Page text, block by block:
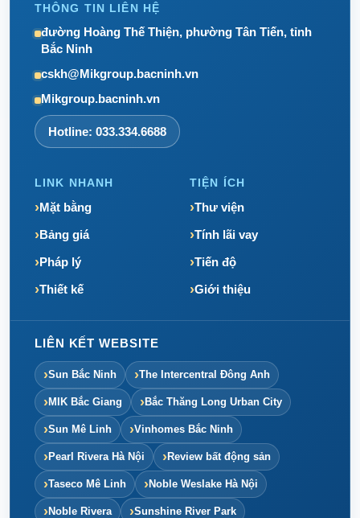
THÔNG TIN LIÊN HỆ
đường Hoàng Thế Thiện, phường Tân Tiến, tỉnh
Bắc Ninh
cskh@Mikgroup.bacninh.vn
Mikgroup.bacninh.vn
Hotline: 033.334.6688
LINK NHANH
Mặt bằng
Bảng giá
Pháp lý
Thiết kế
TIỆN ÍCH
Thư viện
Tính lãi vay
Tiến độ
Giới thiệu
LIÊN KẾT WEBSITE
Sun Bắc Ninh The Intercentral Đông Anh
MIK Bắc Giang Bắc Thăng Long Urban City
Sun Mê Linh Vinhomes Bắc Ninh
Pearl Rivera Hà Nội Review bất động sản
Taseco Mê Linh Noble Weslake Hà Nội
Noble Rivera Sunshine River Park